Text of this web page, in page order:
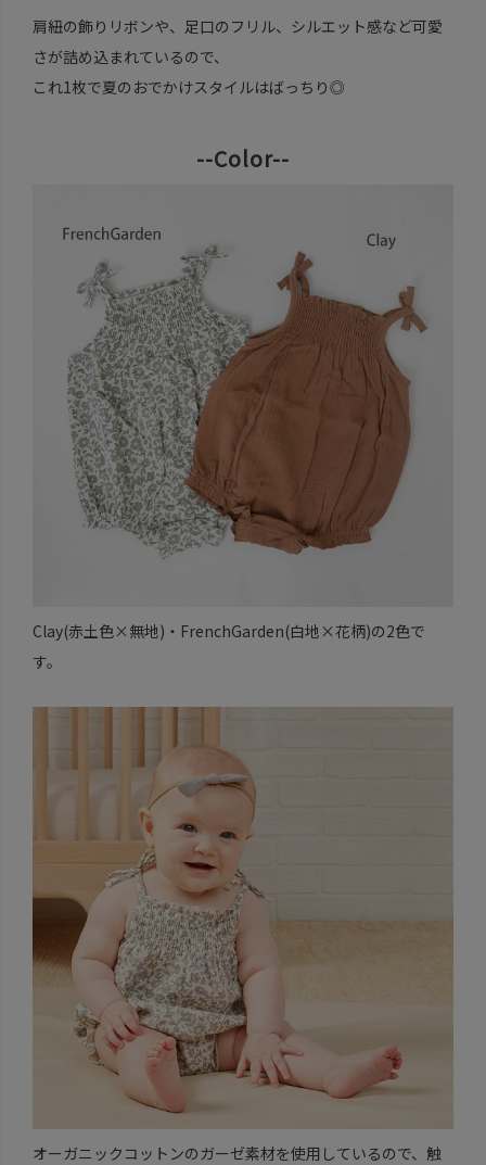
肩紐の飾りリボンや、足口のフリル、シルエット感など可愛
さが詰め込まれているので、
これ1枚で夏のおでかけスタイルはばっちり◎
--Color--
Clay(赤土色×無地)・FrenchGarden(白地×花柄)の2色で
す。
オーガニックコットンのガーゼ素材を使用しているので、触